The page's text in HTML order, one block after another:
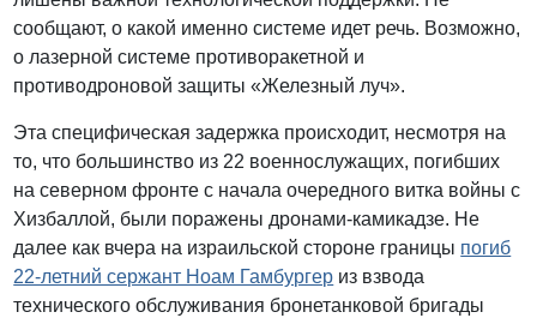
сообщают, о какой именно системе идет речь. Возможно,
о лазерной системе противоракетной и
противодроновой защиты «Железный луч».
Эта специфическая задержка происходит, несмотря на
то, что большинство из 22 военнослужащих, погибших
на северном фронте с начала очередного витка войны с
Хизбаллой, были поражены дронами-камикадзе. Не
далее как вчера на израильской стороне границы погиб
22-летний сержант Ноам Гамбургер из взвода
технического обслуживания бронетанковой бригады